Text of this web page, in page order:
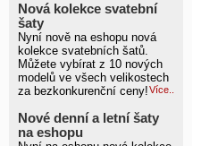
Nová kolekce svatební
šaty
Nyní nově na eshopu nová
kolekce svatebních šatů.
Můžete vybírat z 10 nových
modelů ve všech velikostech
za bezkonkurenční ceny!Více..
Nové denní a letní šaty
na eshopu